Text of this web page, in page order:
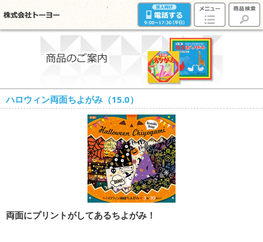
ハロウィン両面ちよがみ（15.0）
両面にプリントがしてあるちよがみ！